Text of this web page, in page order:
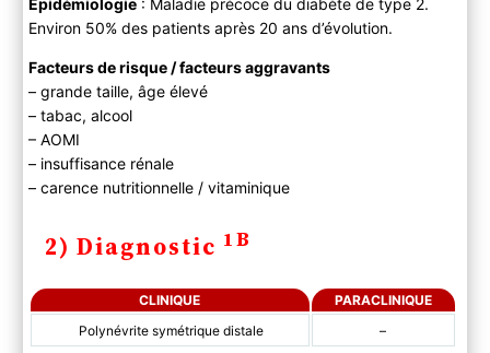
A) Histoire naturelle
B) Complications
4) PEC
Epidémiologie: Maladie précoce du diabète de type 2.
Environ 50% des patients après 20 ans d’évolution.
Facteurs de risque / facteurs aggravants
– grande taille, âge élevé
– tabac, alcool
– AOMI
– insuffisance rénale
– carence nutritionnelle / vitaminique
2) Diagnostic 1B
CLINIQUE
PARACLINIQUE
Polynévrite symétrique distale
–